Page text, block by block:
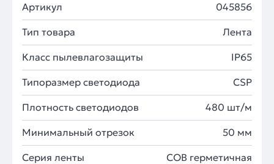
Артикул 045856
Тип товара Лента
Класс пылевлагозащиты IP65
Типоразмер светодиода CSP
Плотность светодиодов 480 шт/м
Минимальный отрезок 50 мм
Серия ленты COB герметичная